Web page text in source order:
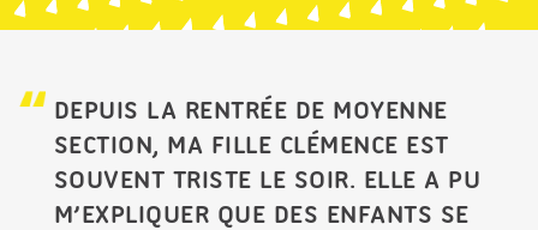
DEPUIS LA RENTRÉE DE MOYENNE
SECTION, MA FILLE CLÉMENCE EST
SOUVENT TRISTE LE SOIR. ELLE A PU
M’EXPLIQUER QUE DES ENFANTS SE